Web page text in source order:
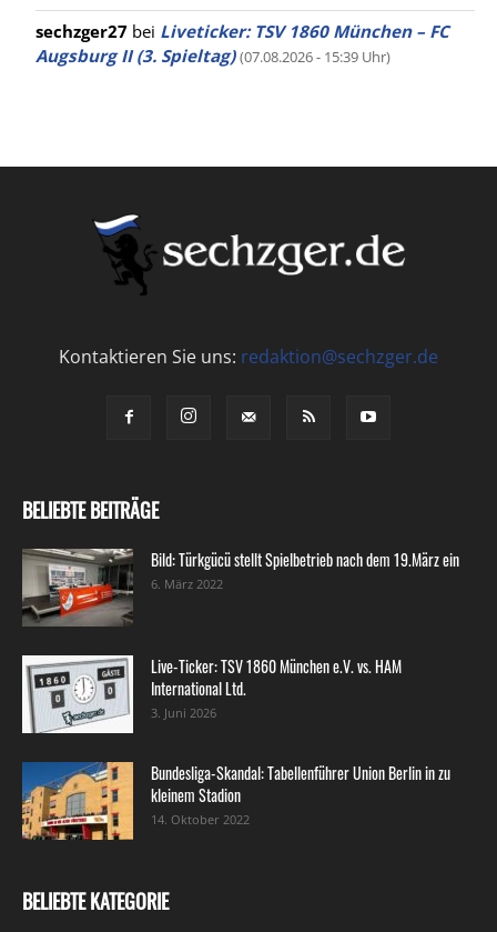
sechzger27 bei Liveticker: TSV 1860 München – FC
Augsburg II (3. Spieltag) (07.08.2026 - 15:39 Uhr)
Kontaktieren Sie uns: redaktion@sechzger.de
BELIEBTE BEITRÄGE
Bild: Türkgücü stellt Spielbetrieb nach dem 19.März ein
6. März 2022
Live-Ticker: TSV 1860 München e.V. vs. HAM
International Ltd.
3. Juni 2026
Bundesliga-Skandal: Tabellenführer Union Berlin in zu
kleinem Stadion
14. Oktober 2022
BELIEBTE KATEGORIE